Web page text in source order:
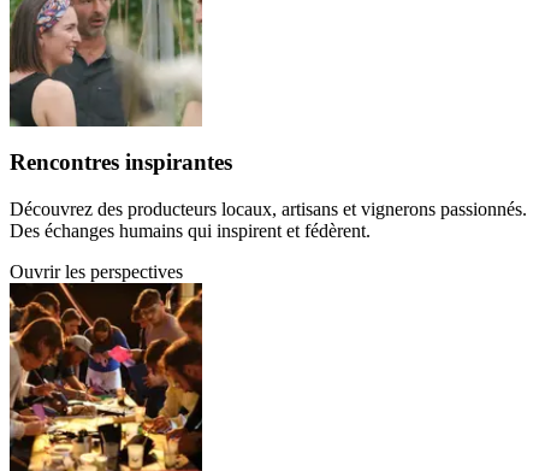
Rencontres inspirantes
Découvrez des producteurs locaux, artisans et vignerons passionnés.
Des échanges humains qui inspirent et fédèrent.
Ouvrir les perspectives